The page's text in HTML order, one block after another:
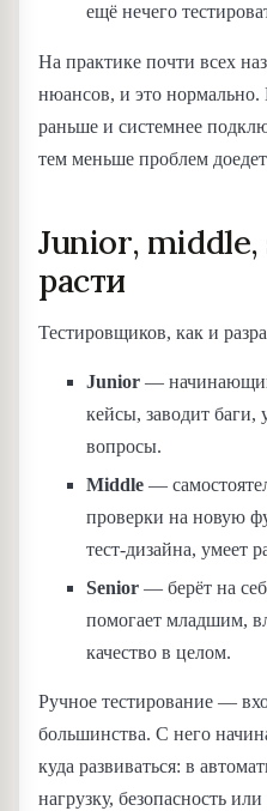
ещё нечего
На практике почти всех
нюансов, и это
раньше и системнее
тем меньше проблем
Junior,
расти
Тестировщиков, как и
Junior —
кейсы, заводит баги,
вопросы.
Middle —
проверки на новую
тест-дизайна, умеет
Senior — берёт на
помогает младшим,
качество в целом.
Ручное тестирование —
большинства. С него
куда развиваться: в
нагрузку, безопасность